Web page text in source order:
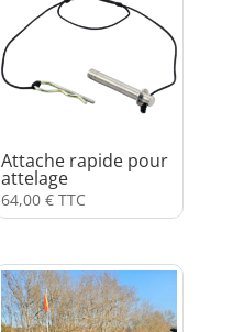
Attache rapide pour
attelage
64,00€ TTC